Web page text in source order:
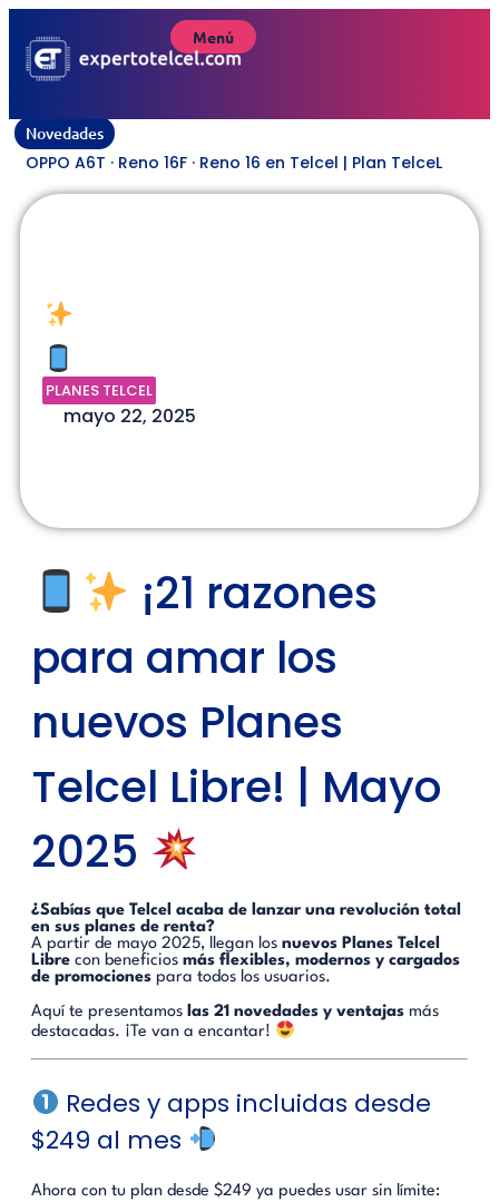
Menú
Novedades
OPPO A6T · Reno 16F · Reno 16 en Telcel | Plan TelceL
PLANES TELCEL
mayo 22, 2025
¡21 razones
para amar los
nuevos Planes
Telcel Libre! | Mayo
2025
¿Sabías que Telcel acaba de lanzar una revolución total
en sus planes de renta?
A partir de mayo 2025, llegan los nuevos Planes Telcel
Libre con beneficios más flexibles, modernos y cargados
de promociones para todos los usuarios.
Aquí te presentamos las 21 novedades y ventajas más
destacadas. ¡Te van a encantar!
Redes y apps incluidas desde
$249 al mes
Ahora con tu plan desde $249 ya puedes usar sin límite: